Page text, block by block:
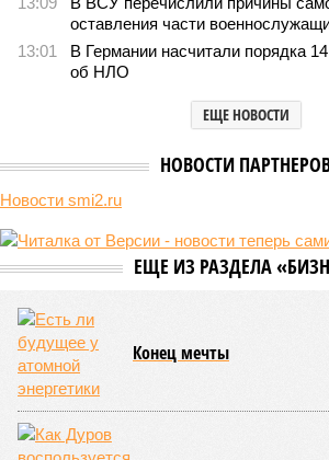
оставления части
13:01
В Германии насчитали порядка
об НЛО
ЕЩЕ НОВОСТИ
НОВОСТИ
Новости smi2.ru
ЕЩЕ ИЗ РАЗДЕЛА
Конец мечты